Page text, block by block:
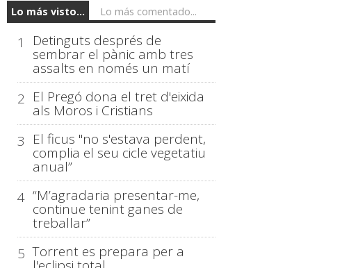
Lo más visto... Lo más comentado...
1 Detinguts després de
sembrar el pànic amb tres
assalts en només un matí
2 El Pregó dona el tret d'eixida
als Moros i Cristians
3 El ficus "no s'estava perdent,
complia el seu cicle vegetatiu
anual”
4 “M’agradaria presentar-me,
continue tenint ganes de
treballar”
5 Torrent es prepara per a